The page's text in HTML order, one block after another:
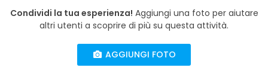
Condividi la tua esperienza! Aggiungi una foto per aiutare
altri utenti a scoprire di più su questa attività.
AGGIUNGI FOTO